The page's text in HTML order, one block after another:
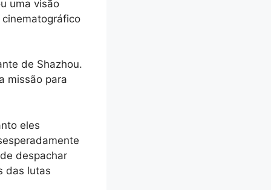
uma visão
de Shazhou.
missão para
eles
despachar
das lutas